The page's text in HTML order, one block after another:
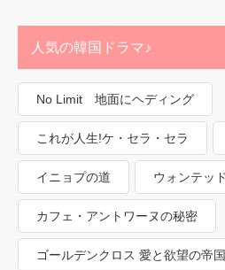
人気の韓国ドラマ♪
No Limit 地面にヘディング
これが人生!ケ・セラ・セラ
イニョプの道 ウォンテッ
カフェ・アントワーヌの秘密
ゴールデンクロス 愛と欲望の帝国